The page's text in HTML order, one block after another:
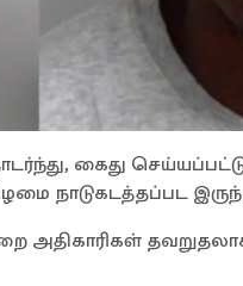
கைது செய்யப்பட்டு
நாடுகடத்தப்பட
அதிகாரிகள்